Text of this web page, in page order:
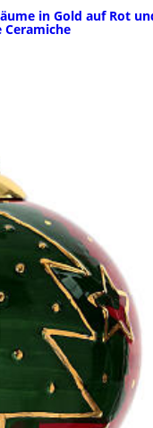
in Gold auf Rot
Ceramiche